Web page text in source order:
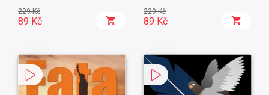
229 Kč
89 Kč
229 Kč
89 Kč